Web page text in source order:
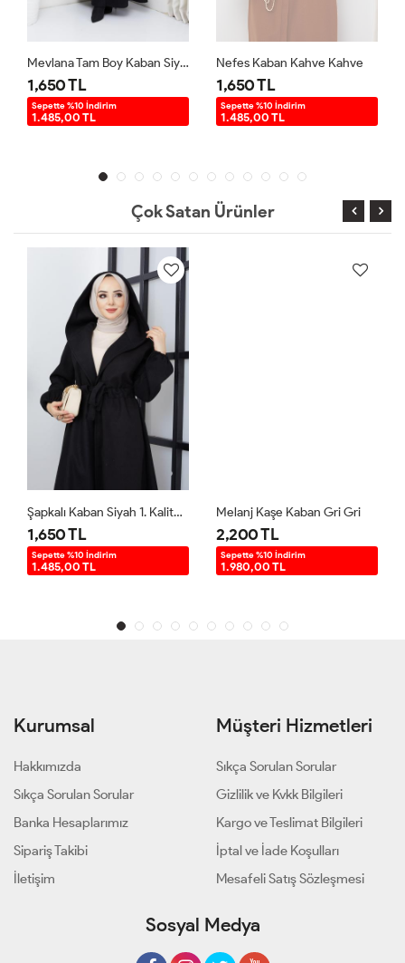
Mevlana Tam Boy Kaban Siyah Siyah
1,650 TL
Sepette %10 İndirim
1.485,00 TL
Nefes Kaban Kahve Kahve
1,650 TL
Sepette %10 İndirim
1.485,00 TL
Çok Satan Ürünler
Şapkalı Kaban Siyah 1. Kalite Kalın Kaşe Siyah
1,650 TL
Sepette %10 İndirim
1.485,00 TL
Melanj Kaşe Kaban Gri Gri
2,200 TL
Sepette %10 İndirim
1.980,00 TL
Kurumsal
Hakkımızda
Sıkça Sorulan Sorular
Banka Hesaplarımız
Sipariş Takibi
İletişim
Müşteri Hizmetleri
Sıkça Sorulan Sorular
Gizlilik ve Kvkk Bilgileri
Kargo ve Teslimat Bilgileri
İptal ve İade Koşulları
Mesafeli Satış Sözleşmesi
Sosyal Medya